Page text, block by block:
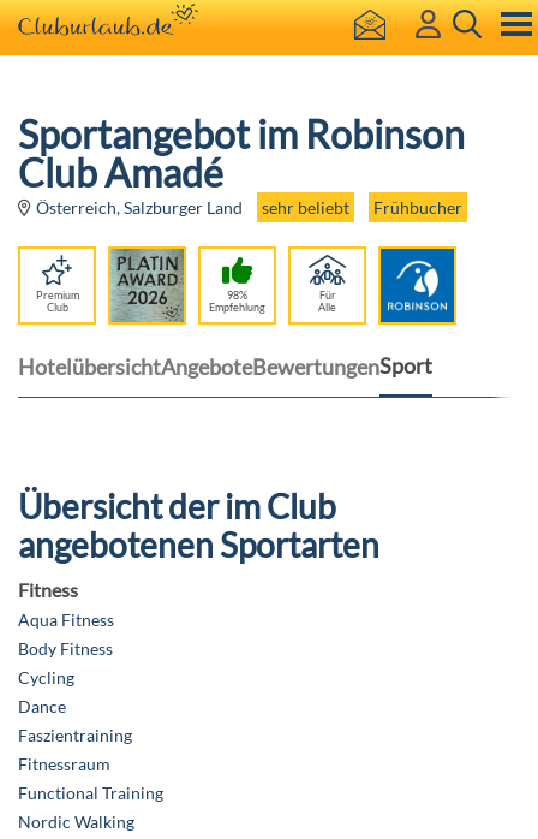
Sportangebot im Robinson
Club Amadé
Österreich, Salzburger Land sehr beliebt Frühbucher
Premium
Club
98%
Empfehlung
Für
Alle
HotelübersichtAngeboteBewertungenSport
Übersicht der im Club
angebotenen Sportarten
Fitness
Aqua Fitness
Body Fitness
Cycling
Dance
Faszientraining
Fitnessraum
Functional Training
Nordic Walking